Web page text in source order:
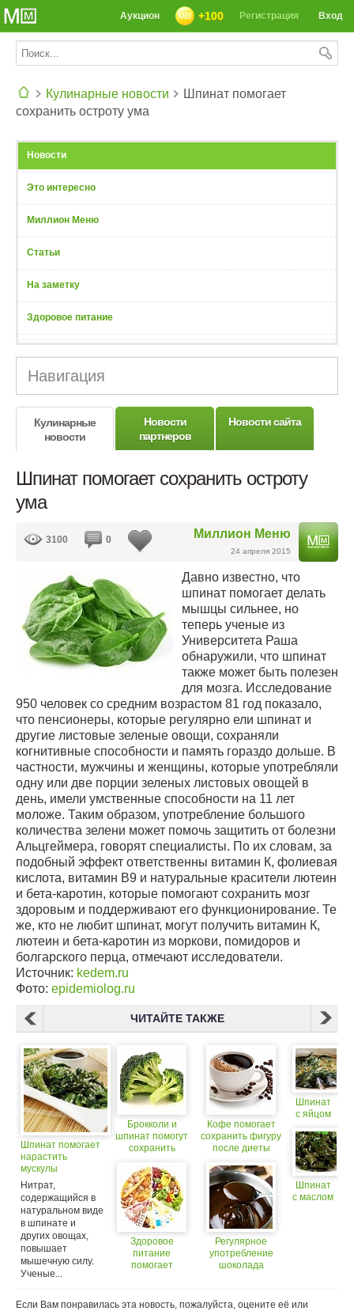
Вход
Регистрация
+100
Аукцион
Кулинарные новости
Шпинат помогает
сохранить остроту ума
Новости
Это интересно
Миллион Меню
Статьи
На заметку
Здоровое питание
Навигация
Кулинарные
новости
Новости
партнеров
Новости сайта
Шпинат помогает сохранить остроту
ума
Миллион Меню
24 апреля 2015
3100 0
Давно известно, что
шпинат помогает делать
мышцы сильнее, но
теперь ученые из
Университета Раша
обнаружили, что шпинат
также может быть полезен
для мозга. Исследование
950 человек со средним возрастом 81 год показало,
что пенсионеры, которые регулярно ели шпинат и
другие листовые зеленые овощи, сохраняли
когнитивные способности и память гораздо дольше. В
частности, мужчины и женщины, которые употребляли
одну или две порции зеленых листовых овощей в
день, имели умственные способности на 11 лет
моложе. Таким образом, употребление большого
количества зелени может помочь защитить от болезни
Альцгеймера, говорят специалисты. По их словам, за
подобный эффект ответственны витамин К, фолиевая
кислота, витамин B9 и натуральные красители лютеин
и бета-каротин, которые помогают сохранить мозг
здоровым и поддерживают его функционирование. Те
же, кто не любит шпинат, могут получить витамин К,
лютеин и бета-каротин из моркови, помидоров и
болгарского перца, отмечают исследователи.
Источник: kedem.ru
Фото: epidemiolog.ru
ЧИТАЙТЕ ТАКЖЕ
Шпинат помогает
нарастить
мускулы
Нитрат,
содержащийся в
натуральном виде
в шпинате и
других овощах,
повышает
мышечную силу.
Ученые...
Брокколи и
шпинат помогут
сохранить
Здоровое
питание
помогает
Кофе помогает
сохранить фигуру
после диеты
Регулярное
употребление
шоколада
стройность
Шпинат
с яйцом
Шпинат
с маслом
Если Вам понравилась эта новость, пожалуйста, оцените её или